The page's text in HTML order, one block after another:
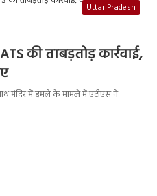
Uttar Pradesh
की ताबड़तोड़ कार्रवाई,
मंदिर में हमले के मामले में एटीएस ने